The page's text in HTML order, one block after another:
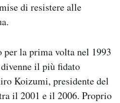
di resistere alle
la prima volta nel 1993
il più fidato
Koizumi, presidente del
il 2001 e il 2006. Proprio